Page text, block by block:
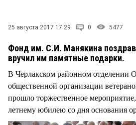
25 августа 2017 17:29 0 5477
Фонд им. С.И. Манякина
вручил им памятные подарки.
В Черлакском районном отделении
общественной организации
прошло торжественное
летнему юбилею со дня основания